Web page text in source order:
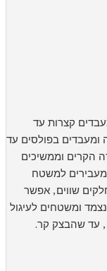
קצרות עד
בפולסים עד
וממשיכים
למשטח
שווים, אפשר
ומשטחים לעיגול
שהבצק קר.